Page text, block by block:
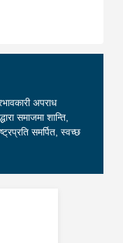
अपराध
समाजमा शान्ति,
समर्पित, स्वच्छ